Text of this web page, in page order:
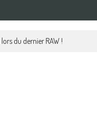
du dernier RAW !